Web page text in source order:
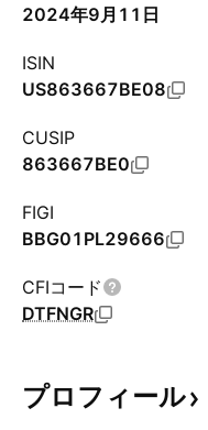
2024年9月11日
ISIN
US863667BE08
CUSIP
863667BE0
FIGI
BBG01PL29666
CFIコード
DTFNGR
プロフィール